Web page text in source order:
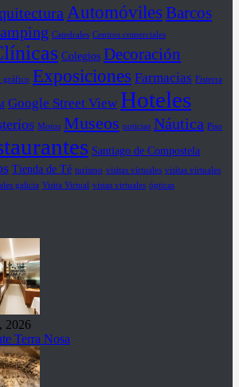
Automóviles Barcos
Catedrales Centros comerciales
Colegios Decoración
gráfico Exposiciones Farmacias Fisterra
Google Street View Hoteles
Motos Museos noticias Náutica Piso
Santiago de Compostela
Tienda de Té turismo visitas virtuales visitas virtuales
galicia Visita Virtual vistas virtuales ópticas
2026
Terra Nosa